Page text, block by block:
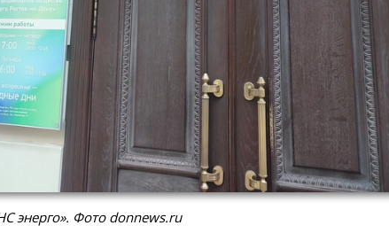
энерго». Фото donnews.ru